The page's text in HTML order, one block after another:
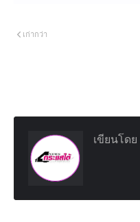
เก่ากว่า
เขียนโดย